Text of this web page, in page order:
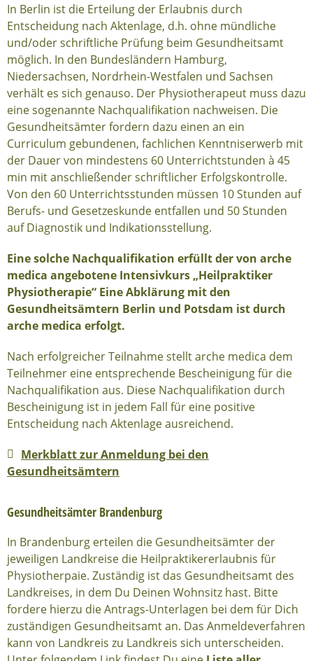
In Berlin ist die Erteilung der Erlaubnis durch
Entscheidung nach Aktenlage, d.h. ohne mündliche
und/oder schriftliche Prüfung beim Gesundheitsamt
möglich. In den Bundesländern Hamburg,
Niedersachsen, Nordrhein-Westfalen und Sachsen
verhält es sich genauso. Der Physiotherapeut muss dazu
eine sogenannte Nachqualifikation nachweisen. Die
Gesundheitsämter fordern dazu einen an ein
Curriculum gebundenen, fachlichen Kenntniserwerb mit
der Dauer von mindestens 60 Unterrichtstunden à 45
min mit anschließender schriftlicher Erfolgskontrolle.
Von den 60 Unterrichtsstunden müssen 10 Stunden auf
Berufs- und Gesetzeskunde entfallen und 50 Stunden
auf Diagnostik und Indikationsstellung.
Eine solche Nachqualifikation erfüllt der von arche
medica angebotene Intensivkurs „Heilpraktiker
Physiotherapie“ Eine Abklärung mit den
Gesundheitsämtern Berlin und Potsdam ist durch
arche medica erfolgt.
Nach erfolgreicher Teilnahme stellt arche medica dem
Teilnehmer eine entsprechende Bescheinigung für die
Nachqualifikation aus. Diese Nachqualifikation durch
Bescheinigung ist in jedem Fall für eine positive
Entscheidung nach Aktenlage ausreichend.
Merkblatt zur Anmeldung bei den
Gesundheitsämtern
Gesundheitsämter Brandenburg
In Brandenburg erteilen die Gesundheitsämter der
jeweiligen Landkreise die Heilpraktikererlaubnis für
Physiotherpaie. Zuständig ist das Gesundheitsamt des
Landkreises, in dem Du Deinen Wohnsitz hast. Bitte
fordere hierzu die Antrags-Unterlagen bei dem für Dich
zuständigen Gesundheitsamt an. Das Anmeldeverfahren
kann von Landkreis zu Landkreis sich unterscheiden.